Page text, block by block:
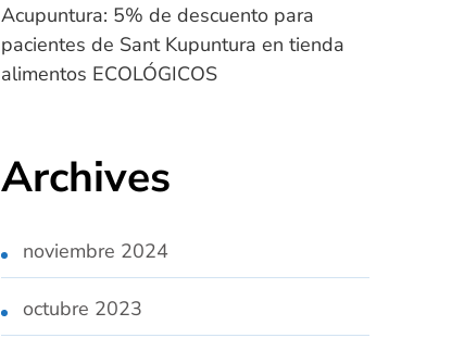
Acupuntura: 5% de descuento para
pacientes de Sant Kupuntura en tienda
alimentos ECOLÓGICOS
Archives
noviembre 2024
octubre 2023